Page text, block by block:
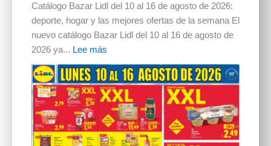
Catálogo Bazar Lidl del 10 al 16 de agosto de 2026:
deporte, hogar y las mejores ofertas de la semana El
nuevo catálogo Bazar Lidl del 10 al 16 de agosto de
2026 ya... Lee más